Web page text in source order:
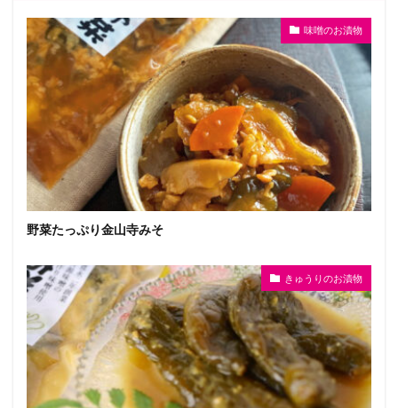
味噌のお漬物
野菜たっぷり金山寺みそ
きゅうりのお漬物